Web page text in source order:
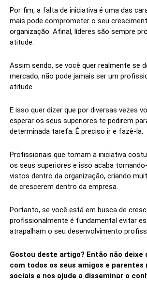
Por fim, a falta de iniciativa é uma das
mais pode comprometer o seu
organização. Afinal, líderes são sempre
atitude.
Assim sendo, se você quer realmente se
mercado, não pode jamais ser um
atitude.
E isso quer dizer que por diversas vezes
esperar os seus superiores te pedirem
determinada tarefa. É preciso ir e fazê-la.
Profissionais que tomam a iniciativa
os seus superiores e isso acaba
vistos dentro da organização, criando
de crescerem dentro da empresa.
Portanto, se você está em busca de
profissionalmente é fundamental evitar
atrapalham o seu desenvolvimento
Gostou deste artigo? Então não
com todos os seus amigos e parentes
sociais e nos ajude a disseminar o